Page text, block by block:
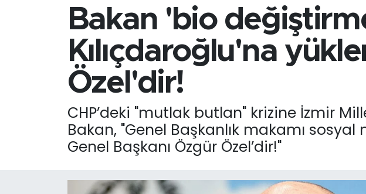
Bakan 'bio
Kılıçdaroğlu'na
Özel'dir!
CHP’deki "mutlak butlan" krizine İzmir
Bakan, "Genel Başkanlık makamı
Genel Başkanı Özgür Özel’dir!"
DÜNYA
EKONOMİ
English News
KÜLTÜR SANAT
Trafik Durumu
Süper Lig Puan Durumu ve Fikstür
Tüm Manşetler
Son Dakika Haberleri
Haber Arşivi